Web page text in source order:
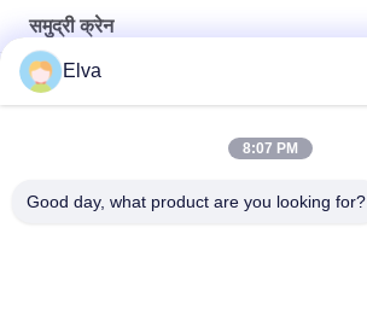
समुद्री क्रेन
प्रीमियम OUCO समुद्री तार रस्सी
Elva
8:07 PM
Good day, what product are you looking for?